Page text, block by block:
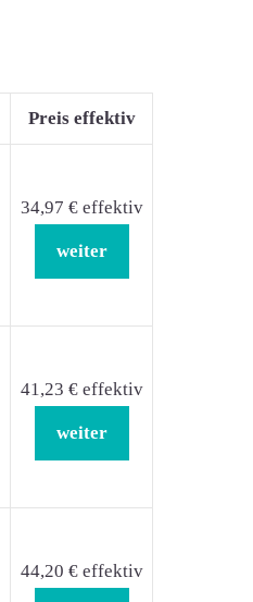
Preis effektiv
34,97 € effektiv
weiter
41,23 € effektiv
weiter
44,20 € effektiv